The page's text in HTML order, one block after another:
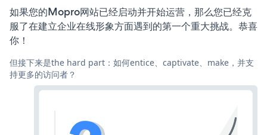
如果您的Mopro网站已经启动并开始运营，那么您已经克
服了在建立企业在线形象方面遇到的第一个重大挑战。恭喜
你！
但接下来是the hard part：如何entice、captivate、make，并支
持更多的访问者？